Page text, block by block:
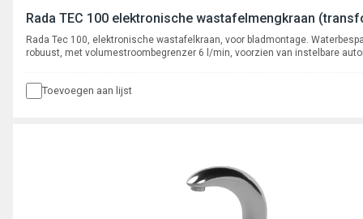
Rada TEC 100 elektronische wastafelmengkraan
Rada Tec 100, elektronische wastafelkraan, voor bladmontage.
robuust, met volumestroombegrenzer 6 l/min, voorzien van instelbare
Toevoegen aan lijst